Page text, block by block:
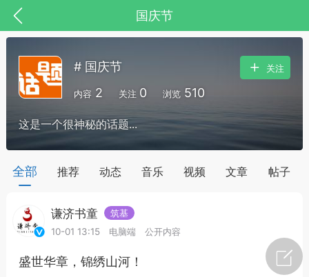
国庆节
节气气象
# 国庆节
内容 2 关注 0 浏览 510
关注
这是一个很神秘的话题...
全部 推荐 动态 音乐 视频 文章 帖子
谦济书童
筑基
10-01 13:15
电脑端 公开内容
盛世华章，锦绣山河！